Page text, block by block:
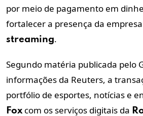
por meio de pagamento em
fortalecer a presença da
streaming.
Segundo matéria publicada pelo
informações da Reuters, a
portfólio de esportes, notícias e
Foxcom os serviços digitais da